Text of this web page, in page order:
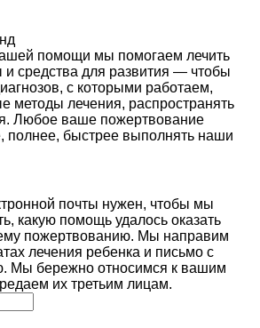
помощи мы помогаем лечить
средства для развития — чтобы
с которыми работаем,
методы лечения, распространять
Любое ваше пожертвование
полнее, быстрее выполнять наши
почты нужен, чтобы мы
какую помощь удалось оказать
пожертвованию. Мы направим
лечения ребенка и письмо с
Мы бережно относимся к вашим
их третьим лицам.